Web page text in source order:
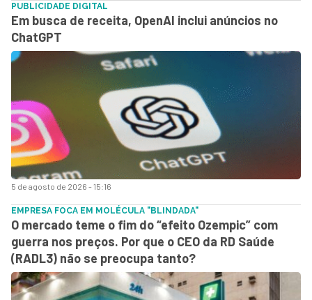
5 de agosto de 2026 - 15:16
PUBLICIDADE DIGITAL
Em busca de receita, OpenAI inclui anúncios no
ChatGPT
EMPRESA FOCA EM MOLÉCULA "BLINDADA"
O mercado teme o fim do “efeito Ozempic” com
guerra nos preços. Por que o CEO da RD Saúde
(RADL3) não se preocupa tanto?